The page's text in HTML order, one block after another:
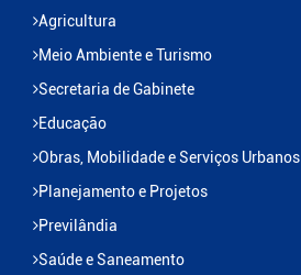
Agricultura
Meio Ambiente e Turismo
Secretaria de Gabinete
Educação
Obras, Mobilidade e Serviços Urbanos
Planejamento e Projetos
Previlândia
Saúde e Saneamento